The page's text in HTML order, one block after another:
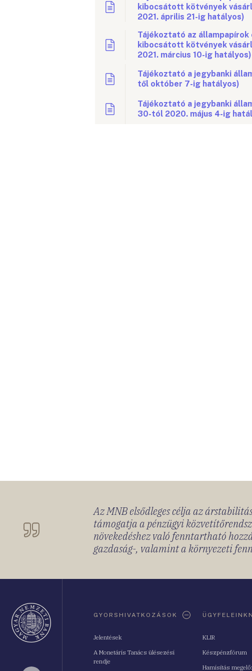
kibocsátott kötvények
2021. április 21-ig hatályos)
Tájékoztató az
kibocsátott kötvények
2021. március 10-ig hatályos)
Tájékoztató a jegybanki
től október 7-ig hatályos)
Tájékoztató a jegybanki
30-tól 2020. május 4-ig
Az MNB elsődleges célja az
támogatja a pénzügyi
növekedéshez való fenntartható
gazdaság-, valamint a környezeti
GYORSHIVATKOZÁSOK
Jelentések
A Monetáris Tanács ülésezési
rendje
KLIR
Készpénzfórum
Hamisítás